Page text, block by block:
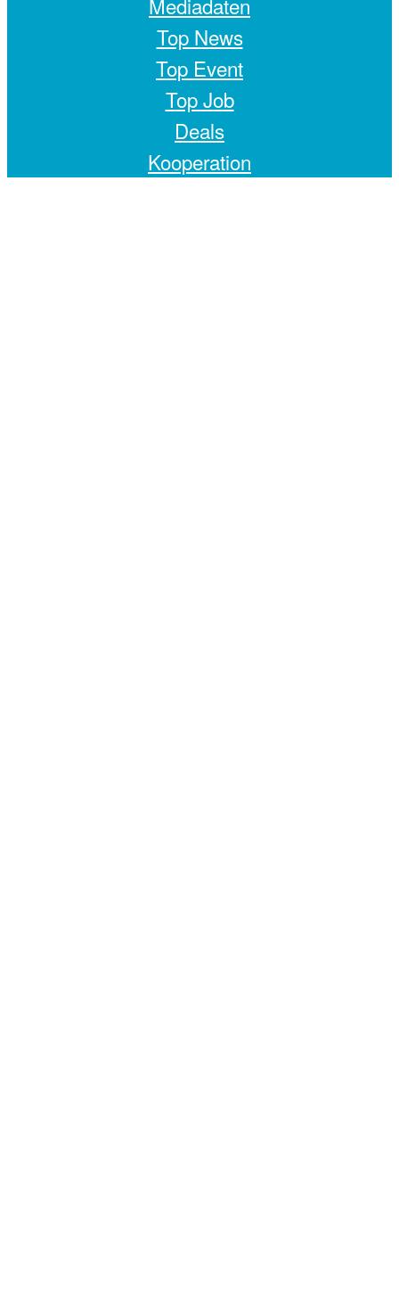
Top News
Top Event
Top Job
Deals
Kooperation